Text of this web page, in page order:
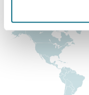
彻斯特，新贝利广场2号